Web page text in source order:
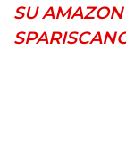
SU